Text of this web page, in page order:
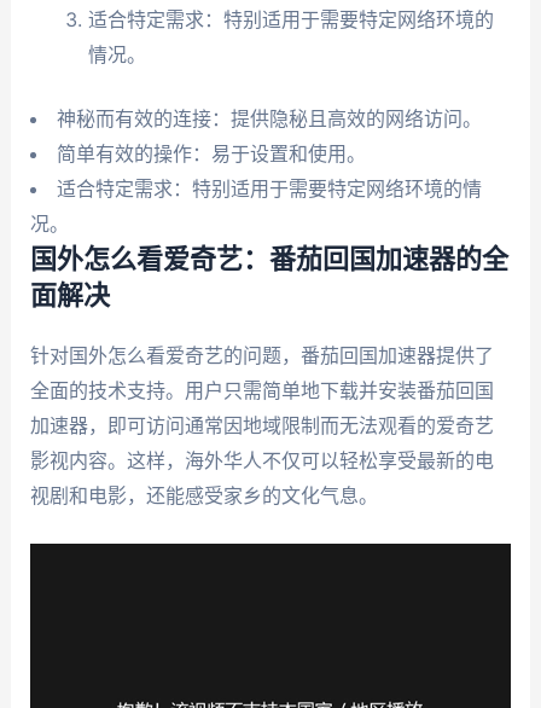
适合特定需求：特别适用于需要特定网络环境的
情况。
神秘而有效的连接：提供隐秘且高效的网络访问。
简单有效的操作：易于设置和使用。
适合特定需求：特别适用于需要特定网络环境的情
况。
国外怎么看爱奇艺：番茄回国加速器的全
面解决
针对国外怎么看爱奇艺的问题，番茄回国加速器提供了
全面的技术支持。用户只需简单地下载并安装番茄回国
加速器，即可访问通常因地域限制而无法观看的爱奇艺
影视内容。这样，海外华人不仅可以轻松享受最新的电
视剧和电影，还能感受家乡的文化气息。